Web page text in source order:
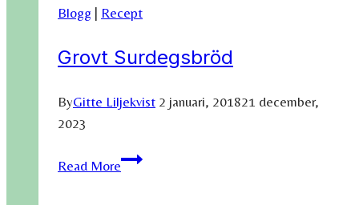
Blogg | Recept
Grovt Surdegsbröd
ByGitte Liljekvist 2 januari, 201821 december,
2023
Read MoreGrovt